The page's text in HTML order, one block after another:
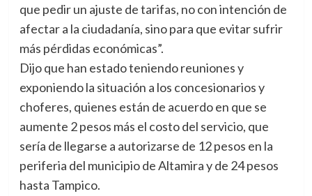
que pedir un ajuste de tarifas, no con intención de
afectar a la ciudadanía, sino para que evitar sufrir
más pérdidas económicas”.
Dijo que han estado teniendo reuniones y
exponiendo la situación a los concesionarios y
choferes, quienes están de acuerdo en que se
aumente 2 pesos más el costo del servicio, que
sería de llegarse a autorizarse de 12 pesos en la
periferia del municipio de Altamira y de 24 pesos
hasta Tampico.